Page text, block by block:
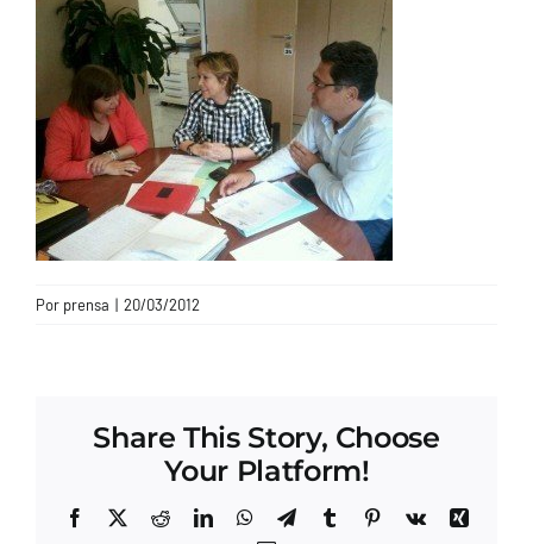
Por prensa | 20/03/2012
Share This Story, Choose
Your Platform!
Facebook
X RedditLinkedInWhatsApp
TelegramTumblrPinterest
Vk
Xing